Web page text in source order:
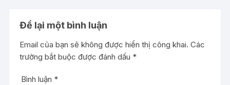
Để lại một bình luận
Email của bạn sẽ không được hiển thị công khai. Các
trường bắt buộc được đánh dấu *
Bình luận *